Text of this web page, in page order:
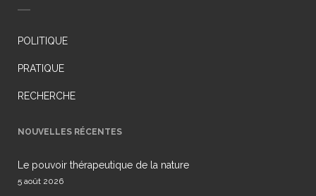
POLITIQUE
PRATIQUE
RECHERCHE
NOUVELLES RÉCENTES
Le pouvoir thérapeutique de la nature
5 août 2026